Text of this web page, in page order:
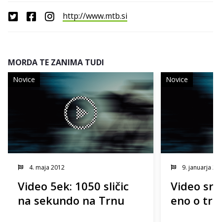
http://www.mtb.si
MORDA TE ZANIMA TUDI
4. maja 2012
Video 5ek: 1050 sličic
na sekundo na Trnu
Novice
9. januarja
Video
eno o
Novice